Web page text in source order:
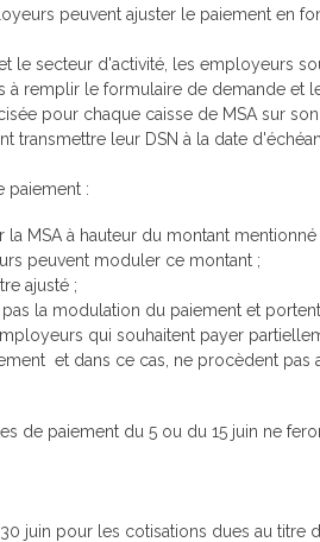
peuvent ajuster le paiement en
le secteur d'activité, les employeurs
à remplir le formulaire de demande et
pour chaque caisse de MSA sur son
transmettre leur DSN à la date
paiement :
la MSA à hauteur du montant
peuvent moduler ce montant ;
ajusté ;
la modulation du paiement et
qui souhaitent payer
et dans ce cas, ne procèdent pas
de paiement du 5 ou du 15 juin ne
juin pour les cotisations dues au titre